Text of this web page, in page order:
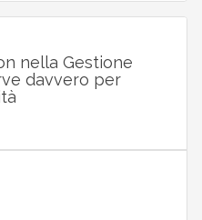
nella Gestione
davvero per